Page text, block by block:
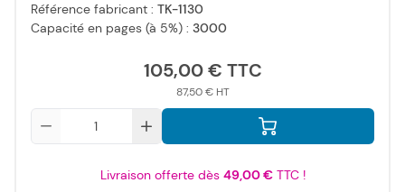
Référence fabricant : TK-1130
Capacité en pages (à 5%) : 3000
105,00 €
87,50 €
Livraison offerte dès 49,00 €TTC !